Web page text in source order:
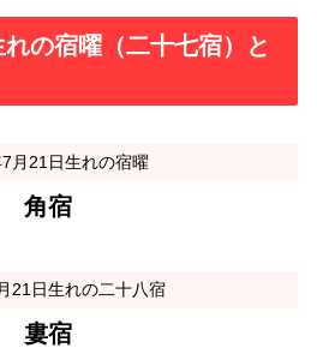
の宿曜（二十七宿）と
月21日生れの宿曜
角宿
21日生れの二十八宿
婁宿